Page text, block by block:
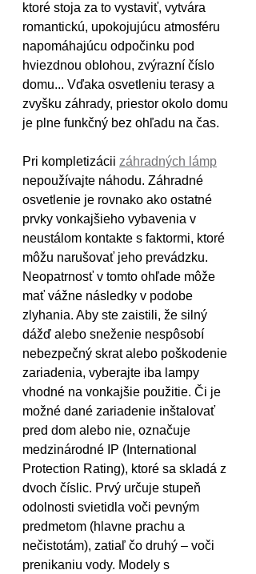
ktoré stoja za to vystaviť, vytvára
romantickú, upokojujúcu atmosféru
napomáhajúcu odpočinku pod
hviezdnou oblohou, zvýrazní číslo
domu... Vďaka osvetleniu terasy a
zvyšku záhrady, priestor okolo domu
je plne funkčný bez ohľadu na čas.
Pri kompletizácii záhradných lámp
nepoužívajte náhodu. Záhradné
osvetlenie je rovnako ako ostatné
prvky vonkajšieho vybavenia v
neustálom kontakte s faktormi, ktoré
môžu narušovať jeho prevádzku.
Neopatrnosť v tomto ohľade môže
mať vážne následky v podobe
zlyhania. Aby ste zaistili, že silný
dážď alebo sneženie nespôsobí
nebezpečný skrat alebo poškodenie
zariadenia, vyberajte iba lampy
vhodné na vonkajšie použitie. Či je
možné dané zariadenie inštalovať
pred dom alebo nie, označuje
medzinárodné IP (International
Protection Rating), ktoré sa skladá z
dvoch číslic. Prvý určuje stupeň
odolnosti svietidla voči pevným
predmetom (hlavne prachu a
nečistotám), zatiaľ čo druhý – voči
prenikaniu vody. Modely s